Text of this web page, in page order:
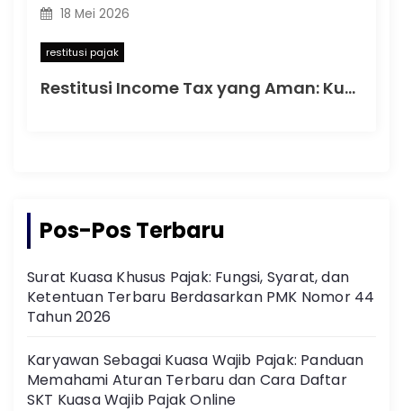
18 Mei 2026
restitusi pajak
Restitusi Income Tax yang Aman: Kunci Menghindari Penolakan dan Koreksi
Pos-Pos Terbaru
Surat Kuasa Khusus Pajak: Fungsi, Syarat, dan
Ketentuan Terbaru Berdasarkan PMK Nomor 44
Tahun 2026
Karyawan Sebagai Kuasa Wajib Pajak: Panduan
Memahami Aturan Terbaru dan Cara Daftar
SKT Kuasa Wajib Pajak Online